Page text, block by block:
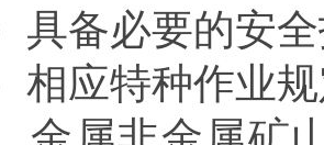
具备必要的安
相应特种作业